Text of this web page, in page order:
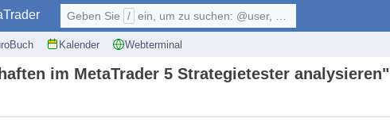
Kalender Webterminal
Geben Sie / ein, um zu suchen: @user, $symbol, ...
im MetaTrader 5 Strategietester analysieren"